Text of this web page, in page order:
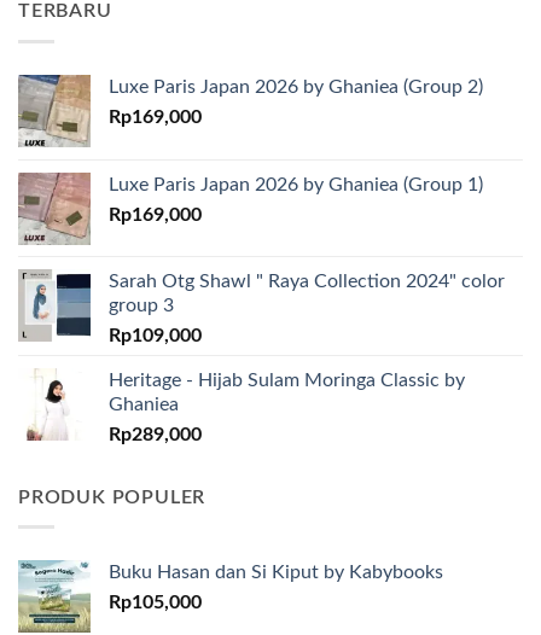
TERBARU
Luxe Paris Japan 2026 by Ghaniea (Group 2)
Rp169,000
Luxe Paris Japan 2026 by Ghaniea (Group 1)
Rp169,000
Sarah Otg Shawl " Raya Collection 2024" color
group 3
Rp109,000
Heritage - Hijab Sulam Moringa Classic by
Ghaniea
Rp289,000
PRODUK POPULER
Buku Hasan dan Si Kiput by Kabybooks
Rp105,000